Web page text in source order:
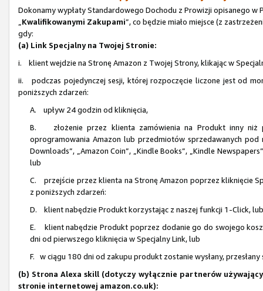
Dokonamy wypłaty Standardowego Dochodu z Prowizji opisanego
Kwalifikowanymi Zakupami”, co będzie miało miejsce (z
gdy:
(a) Link Specjalny na Twojej Stronie:
i. klient wejdzie na Stronę Amazon z Twojej Strony, klikając w
ii. podczas pojedynczej sesji, której rozpoczęcie liczone jest od
poniższych zdarzeń:
A. upływ 24 godzin od kliknięcia,
B. złożenie przez klienta zamówienia na Produkt inny niż
oprogramowania Amazon lub przedmiotów sprzedawanych pod
Downloads”, „Amazon Coin”, „Kindle Books”, „Kindle
lub
C. przejście przez klienta na Stronę Amazon poprzez kliknięcie
z poniższych zdarzeń:
D. klient nabędzie Produkt korzystając z naszej funkcji 1-Click, lub
E. klient nabędzie Produkt poprzez dodanie go do swojego
dni od pierwszego kliknięcia w Specjalny Link, lub
F. w ciągu 180 dni od zakupu produkt zostanie wysłany,
(b) Strona Alexa skill (dotyczy wyłącznie partnerów
stronie internetowej amazon.co.uk):